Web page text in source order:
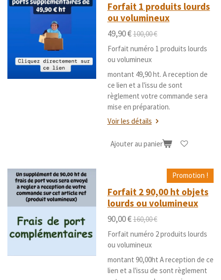
Forfait 1 produits lourds
ou volumineux
49,90 €100,00 €
Forfait numéro 1 produits lourds
ou volumineux
montant 49,90 ht. A reception de
ce lien et a l'issu de sont
règlement votre commande sera
mise en préparation.
Voir les détails
Ajouter au panier
Promotion !
Forfait 2 90,00 ht objets
lourds ou volumineux
90,00 €160,00 €
Forfait numéro 2 produits lourds
ou volumineux
montant 90,00ht A reception de ce
lien et a l'issu de sont règlement